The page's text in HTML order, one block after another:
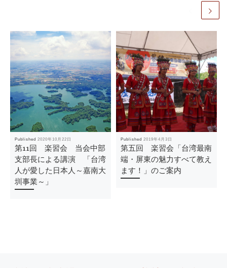
Published2020年10月22日
第11回 楽習会 当会中部
支部長による講演 「台湾
人が愛した日本人～嘉南大
圳事業～」
Published2019年4月3日
第五回 楽習会「台湾最南
端・屏東の魅力すべて教え
ます！」のご案内
Post
Previous